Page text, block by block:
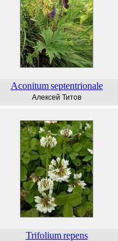
Aconitum septentrionale
Алексей Титов
Trifolium repens